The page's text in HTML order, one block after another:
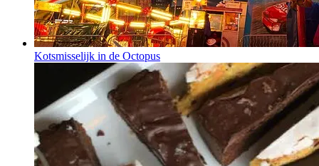
Kotsmisselijk in de Octopus